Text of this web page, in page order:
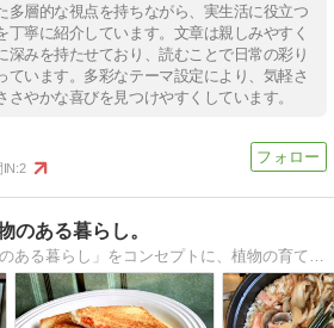
多層的な視点を持ちながら、実生活に役立つ
丁寧に紹介しています。文章は親しみやすく
深みを持たせており、読むことで日常の彩り
ています。多彩なテーマ設定により、気軽さ
さやかな喜びを見つけやすくしています。
IN:2
のある暮らし。
Pennyroyalは「植物のある暮らし」をコンセプトに、植物の育て方や活用方法など、植物に関する様々な情報を紹介しています。